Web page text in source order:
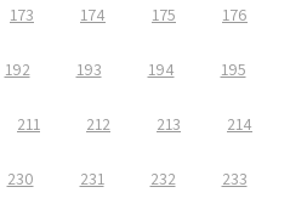
173 174 175 176
192 193 194 195
211 212 213 214
230 231 232 233